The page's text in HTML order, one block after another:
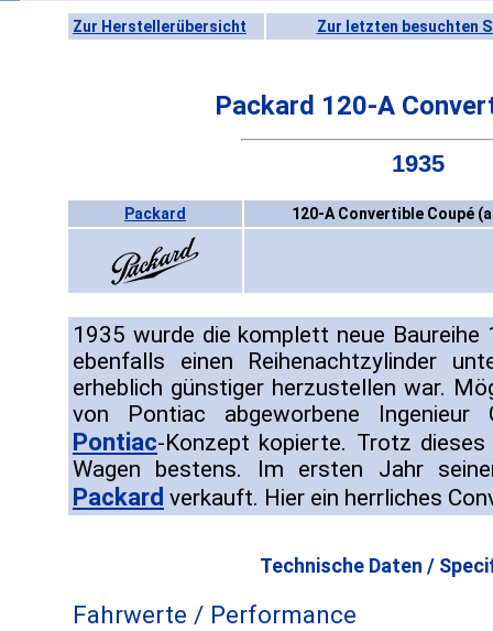
Zur Herstellerübersicht Zur letzten besuchten
Packard 120-A
1935
Packard 120-A Convertible Coupé
1935 wurde die komplett neue
ebenfalls einen Reihenachtzylinder
erheblich günstiger herzustellen war.
von Pontiac abgeworbene Ingenieur
Pontiac-Konzept kopierte. Trotz
Wagen bestens. Im ersten Jahr
Packard verkauft. Hier ein herrliches
Technische Daten /
Fahrwerte / Performance